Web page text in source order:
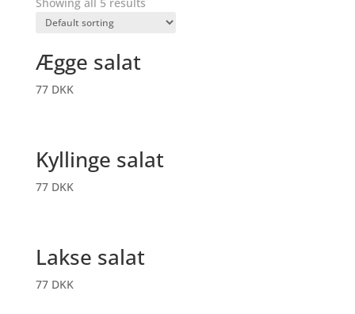
Ægge salat
77 DKK
Kyllinge salat
77 DKK
Lakse salat
77 DKK